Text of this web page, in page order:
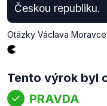
Českou republiku.
Otázky Václava Moravce
Tento výrok byl
PRAVDA